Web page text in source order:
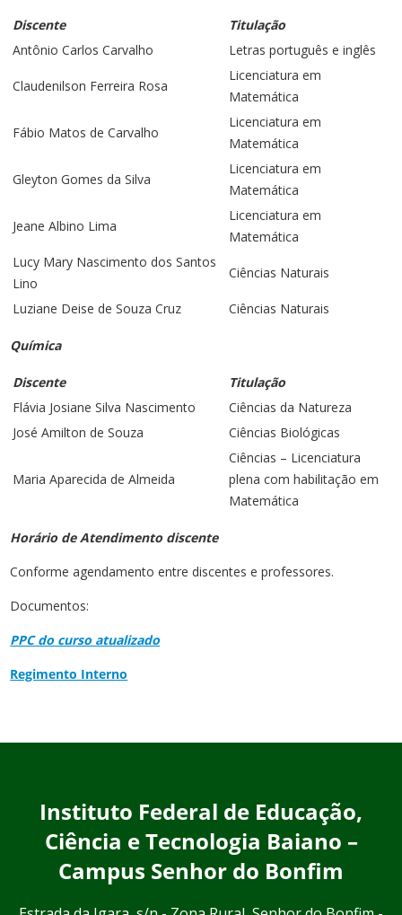
Discente
Titulação
Antônio Carlos Carvalho
Letras português e inglês
Claudenilson Ferreira Rosa
Licenciatura em
Matemática
Fábio Matos de Carvalho
Licenciatura em
Matemática
Gleyton Gomes da Silva
Licenciatura em
Matemática
Jeane Albino Lima
Licenciatura em
Matemática
Lucy Mary Nascimento dos Santos
Lino
Ciências Naturais
Luziane Deise de Souza Cruz Ciências Naturais
Química
Discente
Titulação
Flávia Josiane Silva Nascimento
Ciências da Natureza
José Amilton de Souza
Ciências Biológicas
Maria Aparecida de Almeida
Ciências – Licenciatura
plena com habilitação em
Matemática
Horário de Atendimento discente
Conforme agendamento entre discentes e professores.
Documentos:
PPC do curso atualizado
Regimento Interno
Instituto Federal de Educação,
Ciência e Tecnologia Baiano –
Campus Senhor do Bonfim